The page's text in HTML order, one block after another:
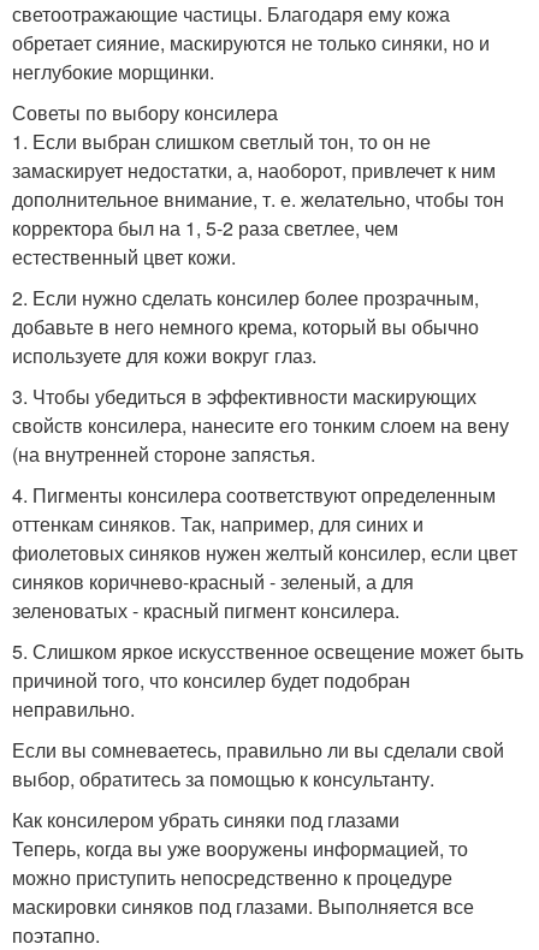
светоотражающие частицы. Благодаря ему кожа
обретает сияние, маскируются не только синяки, но и
неглубокие морщинки.
Советы по выбору консилера
1. Если выбран слишком светлый тон, то он не
замаскирует недостатки, а, наоборот, привлечет к ним
дополнительное внимание, т. е. желательно, чтобы тон
корректора был на 1, 5-2 раза светлее, чем
естественный цвет кожи.
2. Если нужно сделать консилер более прозрачным,
добавьте в него немного крема, который вы обычно
используете для кожи вокруг глаз.
3. Чтобы убедиться в эффективности маскирующих
свойств консилера, нанесите его тонким слоем на вену
(на внутренней стороне запястья.
4. Пигменты консилера соответствуют определенным
оттенкам синяков. Так, например, для синих и
фиолетовых синяков нужен желтый консилер, если цвет
синяков коричнево-красный - зеленый, а для
зеленоватых - красный пигмент консилера.
5. Слишком яркое искусственное освещение может быть
причиной того, что консилер будет подобран
неправильно.
Если вы сомневаетесь, правильно ли вы сделали свой
выбор, обратитесь за помощью к консультанту.
Как консилером убрать синяки под глазами
Теперь, когда вы уже вооружены информацией, то
можно приступить непосредственно к процедуре
маскировки синяков под глазами. Выполняется все
поэтапно.